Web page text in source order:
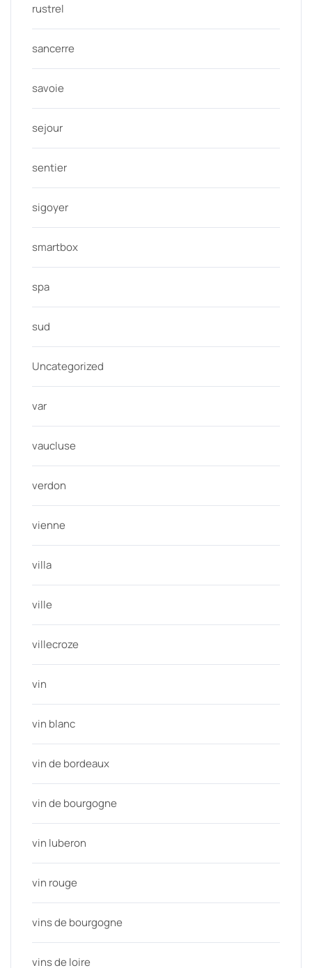
rustrel
sancerre
savoie
sejour
sentier
sigoyer
smartbox
spa
sud
Uncategorized
var
vaucluse
verdon
vienne
villa
ville
villecroze
vin
vin blanc
vin de bordeaux
vin de bourgogne
vin luberon
vin rouge
vins de bourgogne
vins de loire